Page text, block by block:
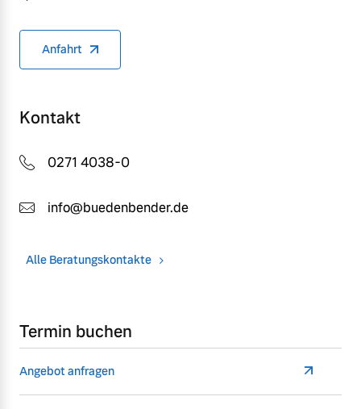
Anfahrt
Kontakt
0271 4038-0
info@buedenbender.de
Alle Beratungskontakte
Termin buchen
Angebot anfragen